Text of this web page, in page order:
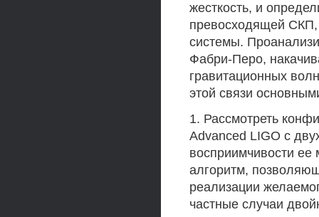
жесткость, и
превосходящей СКП,
системы.
Фабри-Перо,
гравитационных
этой связи
1. Рассмотреть
Advanced LIGO с
восприимчивости ее
алгоритм,
реализации
частные случаи